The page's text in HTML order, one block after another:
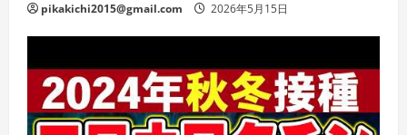
pikakichi2015@gmail.com 2026年5月15日